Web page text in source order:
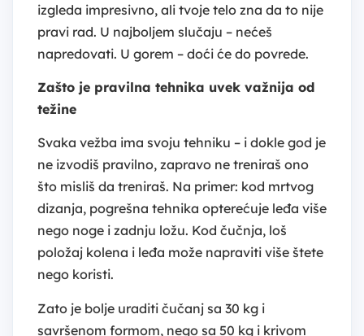
izgleda impresivno, ali tvoje telo zna da to nije
pravi rad. U najboljem slučaju – nećeš
napredovati. U gorem – doći će do povrede.
Zašto je pravilna tehnika uvek važnija od
težine
Svaka vežba ima svoju tehniku – i dokle god je
ne izvodiš pravilno, zapravo ne treniraš ono
što misliš da treniraš. Na primer: kod mrtvog
dizanja, pogrešna tehnika opterećuje leđa više
nego noge i zadnju ložu. Kod čučnja, loš
položaj kolena i leđa može napraviti više štete
nego koristi.
Zato je bolje uraditi čučanj sa 30 kg i
savršenom formom, nego sa 50 kg i krivom